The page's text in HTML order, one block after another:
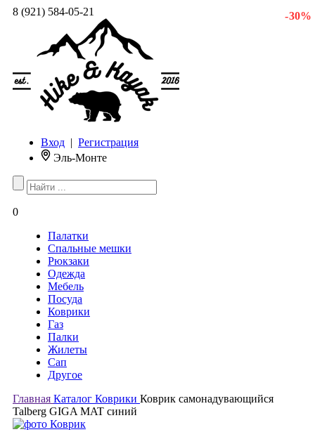
8 (921) 584-05-21
Вход | Регистрация
Эль-Монте
0
Палатки
Спальные мешки
Рюкзаки
Одежда
Мебель
Посуда
Коврики
Газ
Палки
Жилеты
Сап
Другое
Главная Каталог Коврики Коврик самонадувающийся
Talberg GIGA MAT синий
- 30 %